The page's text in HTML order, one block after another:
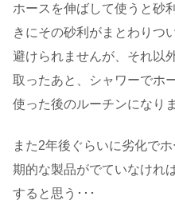
ホースを伸ばして使うと砂
きにその砂利がまとわりつ
避けられませんが、それ以
取ったあと、シャワーでホ
使った後のルーチンになり
また2年後ぐらいに劣化で
期的な製品がでていなけれ
すると思う･･･